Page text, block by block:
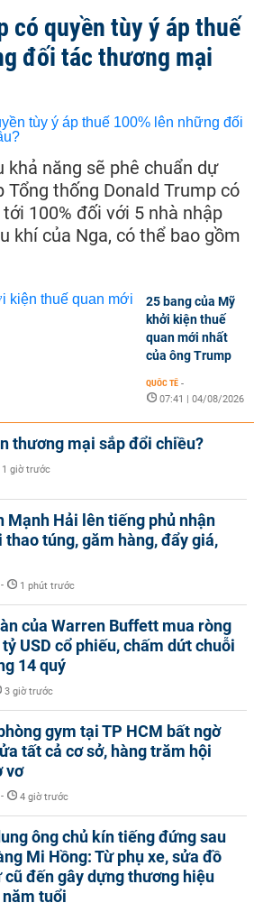
có quyền tùy ý áp thuế
đối tác thương mại
khả năng sẽ phê chuẩn dự
Tổng thống Donald Trump có
100% đối với 5 nhà nhập
khí của Nga, có thể bao gồm
25 bang của Mỹ
khởi kiện thuế
quan mới nhất
của ông Trump
QUỐC TẾ -
07:41 | 04/08/2026
thương mại sắp đổi chiều?
1 giờ trước
Mạnh Hải lên tiếng phủ nhận
thao túng, găm hàng, đẩy giá,
- 1 phút trước
của Warren Buffett mua ròng
USD cổ phiếu, chấm dứt chuỗi
14 quý
3 giờ trước
gym tại TP HCM bất ngờ
tất cả cơ sở, hàng trăm hội
vơ
- 4 giờ trước
ông chủ kín tiếng đứng sau
Mi Hồng: Từ phụ xe, sửa đồ
đến gây dựng thương hiệu
năm tuổi